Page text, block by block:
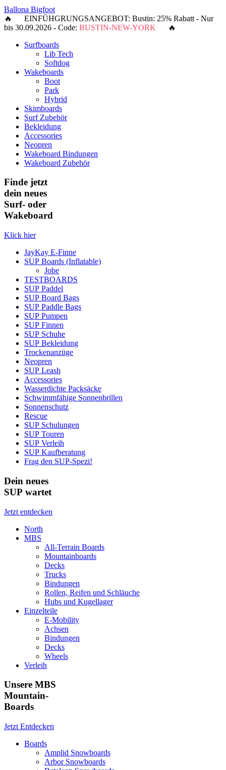
Ballona Bigfoot
🔥 EINFÜHGRUNGSANGEBOT: Bustin: 25% Rabatt - Nur
bis 30.09.2026 - Code: BUSTIN-NEW-YORK 🔥
Surfboards
Lib Tech
Softdog
Wakeboards
Boot
Park
Hybrid
Skimboards
Surf Zubehör
Bekleidung
Accessories
Neopren
Wakeboard Bindungen
Wakeboard Zubehör
Finde jetzt
dein neues
Surf- oder
Wakeboard
Klick hier
JayKay E-Finne
SUP Boards (Inflatable)
Jobe
TESTBOARDS
SUP Paddel
SUP Board Bags
SUP Paddle Bags
SUP Pumpen
SUP Finnen
SUP Schuhe
SUP Bekleidung
Trockenanzüge
Neopren
SUP Leash
Accessories
Wasserdichte Packsäcke
Schwimmfähige Sonnenbrillen
Sonnenschutz
Rescue
SUP Schulungen
SUP Touren
SUP Verleih
SUP Kaufberatung
Frag den SUP-Spezi!
Dein neues
SUP wartet
Jetzt entdecken
North
MBS
All-Terrain Boards
Mountainboards
Decks
Trucks
Bindungen
Rollen, Reifen und Schläuche
Hubs und Kugellager
Einzelteile
E-Mobility
Achsen
Bindungen
Decks
Wheels
Verleih
Unsere MBS
Mountain-
Boards
Jetzt Entdecken
Boards
Amplid Snowboards
Arbor Snowboards